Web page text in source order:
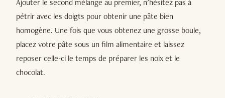
Ajouter le second mélange au premier, n'hésitez pas à
pétrir avec les doigts pour obtenir une pâte bien
homogène. Une fois que vous obtenez une grosse boule,
placez votre pâte sous un film alimentaire et laissez
reposer celle-ci le temps de préparer les noix et le
chocolat.